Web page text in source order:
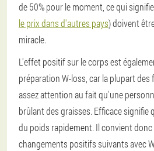
de 50% pour le moment, ce qui
le prix dans d'autres pays) doivent
miracle.
L'effet positif sur le corps est
préparation W-loss, car la plupart
assez attention au fait qu'une
brûlant des graisses. Efficace signifie
du poids rapidement. Il convient donc
changements positifs suivants avec